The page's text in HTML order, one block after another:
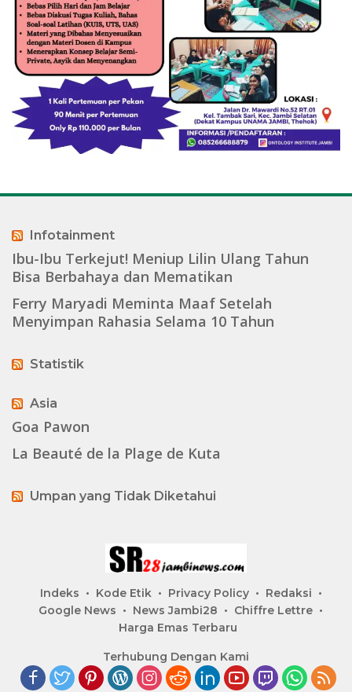
Infotainment
Ibu-Ibu Terkejut! Meniup Lilin Ulang Tahun
Bisa Berbahaya dan Mematikan
Ferry Maryadi Meminta Maaf Setelah
Menyimpan Rahasia Selama 10 Tahun
Statistik
Asia
Goa Pawon
La Beauté de la Plage de Kuta
Umpan yang Tidak Diketahui
Indeks Kode Etik Privacy Policy
Redaksi
Google News
News Jambi28
Chiffre Lettre
Harga Emas Terbaru
Terhubung Dengan Kami